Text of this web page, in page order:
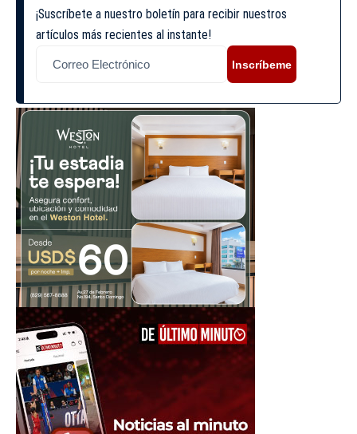
¡Suscríbete a nuestro boletín para recibir nuestros
artículos más recientes al instante!
Inscríbeme